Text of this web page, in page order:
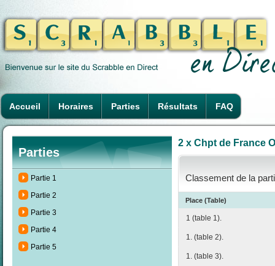
Accueil Horaires Parties Résultats FAQ
Parties
Partie 1
Partie 2
Partie 3
Partie 4
Partie 5
2 x Chpt de France
Classement de la
Place (Table)
1 (table 1).
1. (table 2).
1. (table 3).